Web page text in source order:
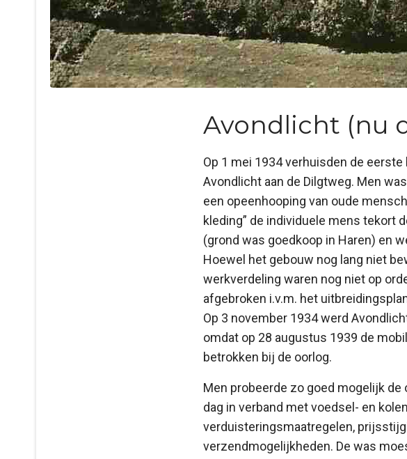
Avondlicht (nu
Op 1 mei 1934 verhuisden de
Avondlicht aan de Dilgtweg. Men
een opeenhooping van oude
kleding” de individuele mens tekort
(grond was goedkoop in Haren) en
Hoewel het gebouw nog lang niet
werkverdeling waren nog niet op
afgebroken i.v.m. het
Op 3 november 1934 werd
omdat op 28 augustus 1939 de
betrokken bij de oorlog.
Men probeerde zo goed mogelijk
dag in verband met voedsel- en
verduisteringsmaatregelen,
verzendmogelijkheden. De was